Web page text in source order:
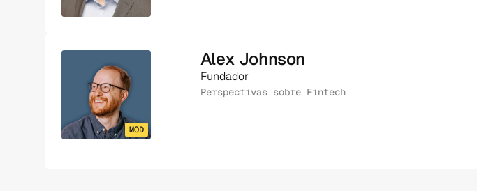
MOD
Alex Johnson
Fundador
Perspectivas sobre Fintech